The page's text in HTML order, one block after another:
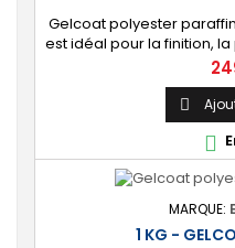
Gelcoat polyester
est idéal pour la finition,
de tout revêtement en
technique, camping-
Fournit une couche
qui protège
Prix


MARQUE:
1 KG -